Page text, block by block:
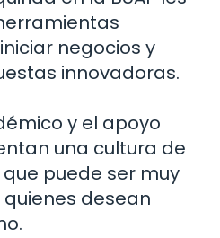
negocios y
innovadoras.
y el apoyo
una cultura de
puede ser muy
desean